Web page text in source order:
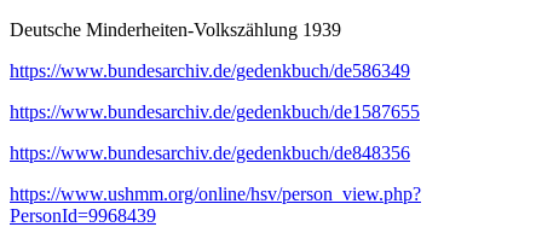
Deutsche Minderheiten-Volkszählung 1939
https://www.bundesarchiv.de/gedenkbuch/de586349
https://www.bundesarchiv.de/gedenkbuch/de1587655
https://www.bundesarchiv.de/gedenkbuch/de848356
https://www.ushmm.org/online/hsv/person_view.php?
PersonId=9968439